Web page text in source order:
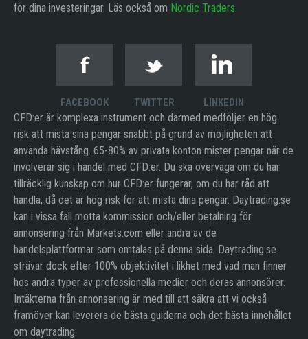
för dina investeringar. Läs också om Nordic Traders.
FACEBOOK TWITTER LINKEDIN
CFD:er är komplexa instrument och därmed medföljer en hög
risk att mista sina pengar snabbt på grund av möjligheten att
använda hävstång. 65-80% av privata konton mister pengar när de
involverar sig i handel med CFD:er. Du ska överväga om du har
tillräcklig kunskap om hur CFD:er fungerar, om du har råd att
handla, då det är hög risk för att mista dina pengar. Daytrading.se
kan i vissa fall motta kommission och/eller betalning för
annonsering från Markets.com eller andra av de
handelsplattformar som omtalas på denna sida. Daytrading.se
strävar dock efter 100% objektivitet i likhet med vad man finner
hos andra typer av professionella medier och deras annonsörer.
Intäkterna från annonsering är med till att säkra att vi också
framöver kan leverera de bästa guiderna och det bästa innehållet
om daytrading.